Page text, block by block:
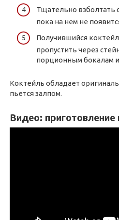
Тщательно
пока на нем не
Получившийся
пропустить через
порционным бокалам
Коктейль обладает
пьется залпом.
Видео: приготовление